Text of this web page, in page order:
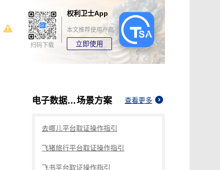
扫码下载
权利卫士App
本文推荐使用产品
立即使用
电子数据取证行业场景方案 查看更多
去哪儿平台取证操作指引
飞猪旅行平台取证操作指引
飞书平台取证操作指引